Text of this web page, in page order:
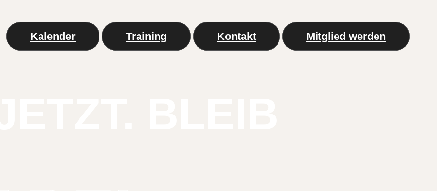
Kalender Training Kontakt Mitglied werden